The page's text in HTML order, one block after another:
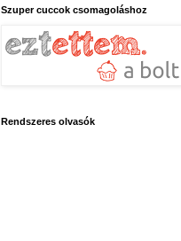
Szuper cuccok csomagoláshoz
Rendszeres olvasók